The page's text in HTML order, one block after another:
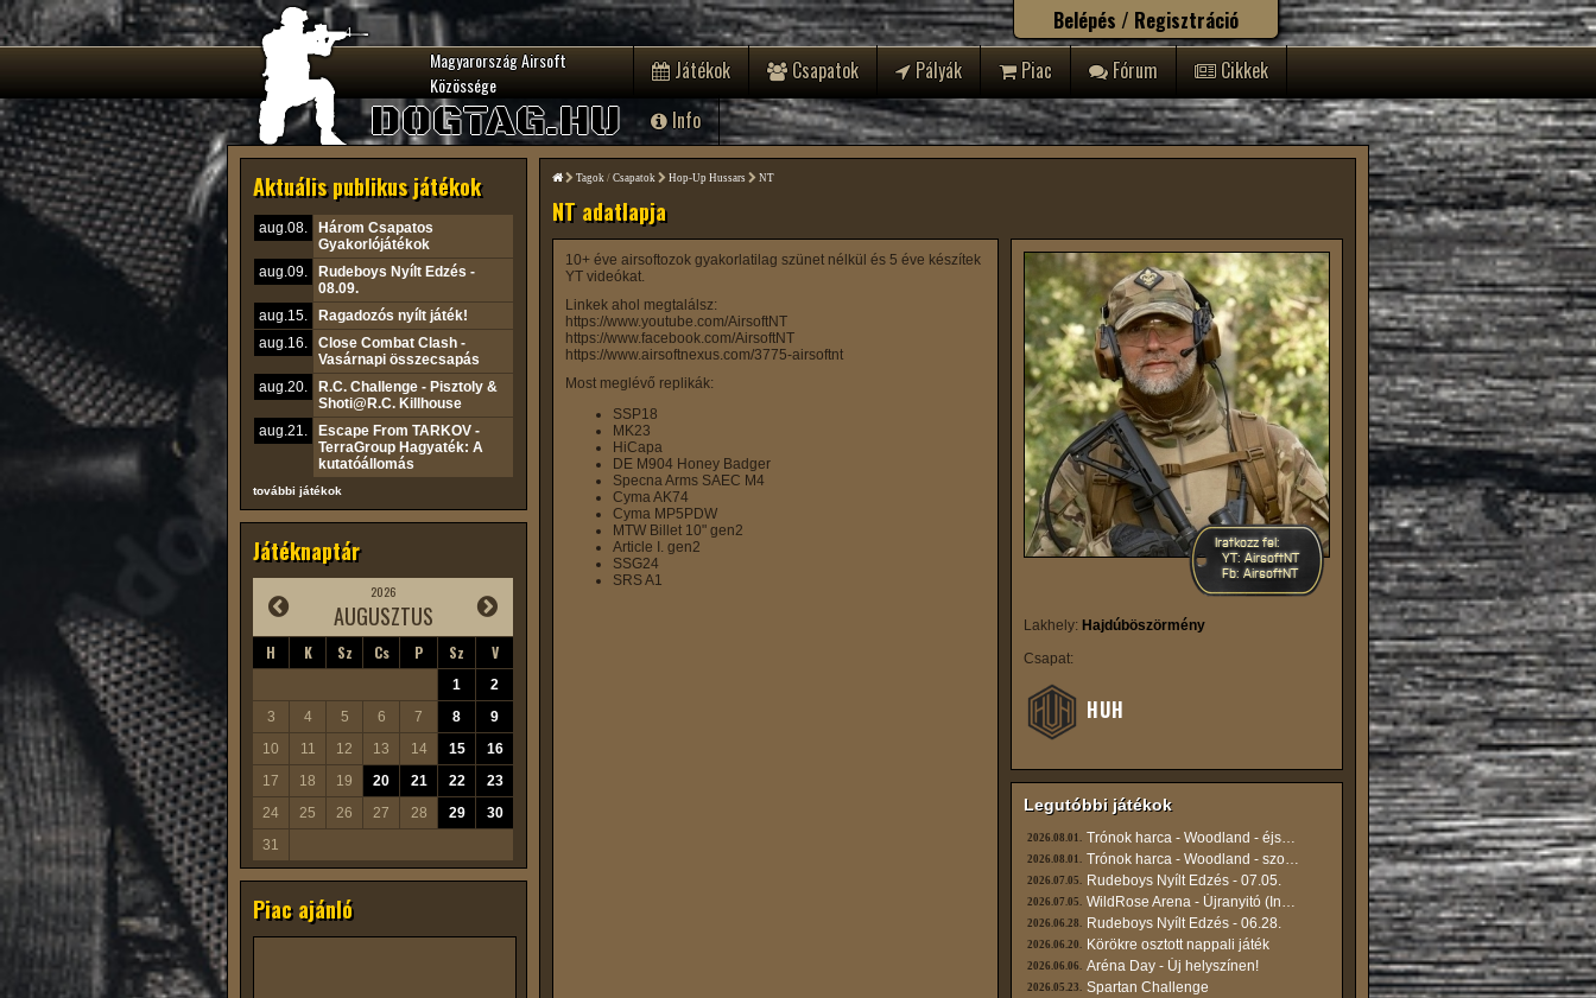
Magyarország Airsoft
Közössége
DOGTAG.HU
Belépés / Regisztráció
Játékok
Csapatok Pályák Piac Fórum
Cikkek
Info
Aktuális publikus játékok
aug.08.
Három Csapatos
Gyakorlójátékok
aug.09.
Rudeboys Nyílt Edzés -
08.09.
aug.15.
Ragadozós nyílt játék!
aug.16.
Close Combat Clash -
Vasárnapi összecsapás
aug.20.
R.C. Challenge - Pisztoly &
Shoti@R.C. Killhouse
aug.21.
Escape From TARKOV -
TerraGroup Hagyaték: A
kutatóállomás
további játékok
Játéknaptár
2026
AUGUSZTUS
H K Sz Cs P Sz V
1
2
3
4 5 6 7 8
9
10
11 12 13 14 15
16
17
18 19 20 21 22
23
24
25 26 27 28 29
30
31
Piac ajánló
Tagok / Csapatok Hop-Up Hussars NT
NT adatlapja
10+ éve airsoftozok gyakorlatilag szünet nélkül és 5 éve készítek
YT videókat.
Linkek ahol megtalálsz:
https://www.youtube.com/AirsoftNT
https://www.facebook.com/AirsoftNT
https://www.airsoftnexus.com/3775-airsoftnt
Most meglévő replikák:
SSP18
MK23
HiCapa
DE M904 Honey Badger
Specna Arms SAEC M4
Cyma AK74
Cyma MP5PDW
MTW Billet 10" gen2
Article I. gen2
SSG24
SRS A1
Iratkozz fel:
YT: AirsoftNT
Fb: AirsoftNT
Lakhely: Hajdúböszörmény
Csapat:
HUH
Legutóbbi játékok
2026.08.01. Trónok harca - Woodland - éjszakai
2026.08.01. Trónok harca - Woodland - szombat du
2026.07.05. Rudeboys Nyílt Edzés - 07.05.
2026.07.05. WildRose Arena - Újranyitó (Ingyenes)
2026.06.28. Rudeboys Nyílt Edzés - 06.28.
2026.06.20. Körökre osztott nappali játék
2026.06.06. Aréna Day - Új helyszínen!
2026.05.23. Spartan Challenge